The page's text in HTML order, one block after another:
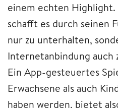
einem echten Highlight.
schafft es durch seinen
nur zu unterhalten,
Internetanbindung auch
Ein App-gesteuertes
Erwachsene als auch
haben werden, bietet